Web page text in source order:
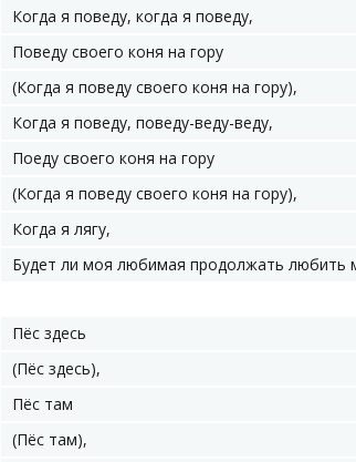
Когда я поведу, когда я поведу,
Поведу своего коня на гору
(Когда я поведу своего коня на гору),
Когда я поведу, поведу-веду-веду,
Поеду своего коня на гору
(Когда я поведу своего коня на гору),
Когда я лягу,
Будет ли моя любимая продолжать любить
Пёс здесь
(Пёс здесь),
Пёс там
(Пёс там),